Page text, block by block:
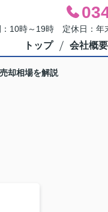
10時～19時 定休日：年
トップ 会社概要
却相場を解説